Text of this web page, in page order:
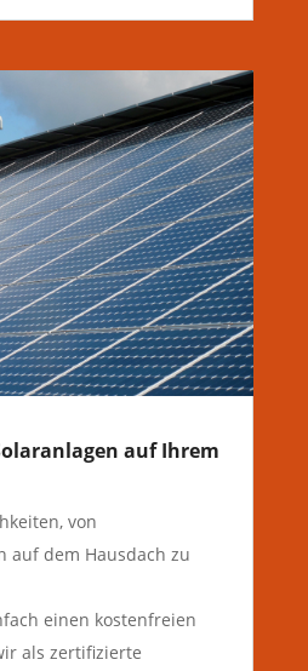
auf Ihrem
von
auf dem Hausdach zu
einen kostenfreien
als zertifizierte